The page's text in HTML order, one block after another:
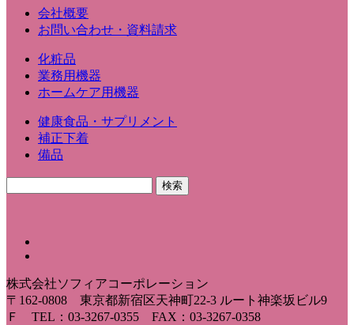
会社概要
お問い合わせ・資料請求
化粧品
業務用機器
ホームケア用機器
健康食品・サプリメント
補正下着
備品
株式会社ソフィアコーポレーション
〒162-0808 東京都新宿区天神町22-3 ルート神楽坂ビル9
Ｆ TEL：03-3267-0355 FAX：03-3267-0358